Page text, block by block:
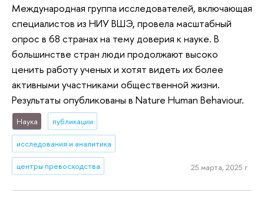
Международная группа исследователей, включающая
специалистов из НИУ ВШЭ, провела масштабный
опрос в 68 странах на тему доверия к науке. В
большинстве стран люди продолжают высоко
ценить работу ученых и хотят видеть их более
активными участниками общественной жизни.
Результаты опубликованы в Nature Human Behaviour.
Наука публикации
исследования и аналитика
центры превосходства 25 марта, 2025 г.